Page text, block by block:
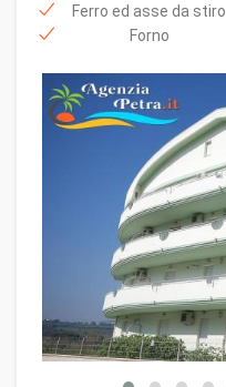
Ferro ed asse da stiro
Forno